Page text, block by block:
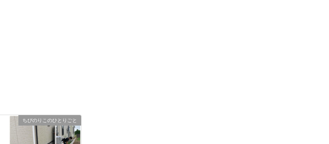
ちびのりこのひとりごと